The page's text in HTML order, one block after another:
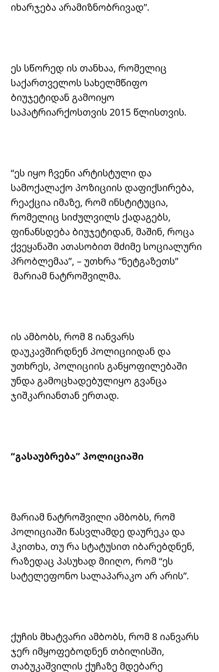
იხარჯება არამიზნობრივად”.
ეს სწორედ ის თანხაა, რომელიც
საქართველოს სახელმწიფო
ბიუჯეტიდან გამოიყო
საპატრიარქოსთვის 2015 წლისთვის.
“ეს იყო ჩვენი არტისტული და
სამოქალაქო პოზიციის დაფიქსირება,
რეაქცია იმაზე, რომ ინსტიტუცია,
რომელიც სიძულვილს ქადაგებს,
ფინანსდება ბიუჯეტიდან, მაშინ, როცა
ქვეყანაში ათასობით მძიმე სოციალური
პრობლემაა”, – უთხრა “ნეტგაზეთს”
მარიამ ნატროშვილმა.
ის ამბობს, რომ 8 იანვარს
დაუკავშირდნენ პოლიციიდან და
უთხრეს, პოლიციის განყოფილებაში
უნდა გამოცხადებულიყო გვანცა
ჯიშკარიანთან ერთად.
“გასაუბრება” პოლიციაში
მარიამ ნატროშვილი ამბობს, რომ
პოლიციაში წასვლამდე დაურეკა და
ჰკითხა, თუ რა სტატუსით იბარებდნენ,
რაზედაც პასუხად მიიღო, რომ “ეს
სატელეფონო სალაპარაკო არ არის”.
ქუჩის მხატვარი ამბობს, რომ 8 იანვარს
ჯერ იმყოფებოდნენ თბილისში,
თაბუკაშვილის ქუჩაზე მდებარე